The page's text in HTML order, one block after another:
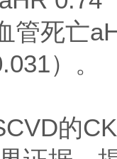
管死亡
）。
的